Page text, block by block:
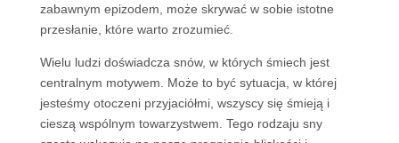
zabawnym epizodem, może skrywać w sobie istotne
przesłanie, które warto zrozumieć.
Wielu ludzi doświadcza snów, w których śmiech jest
centralnym motywem. Może to być sytuacja, w której
jesteśmy otoczeni przyjaciółmi, wszyscy się śmieją i
cieszą wspólnym towarzystwem. Tego rodzaju sny